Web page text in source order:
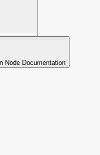
Node Documentation